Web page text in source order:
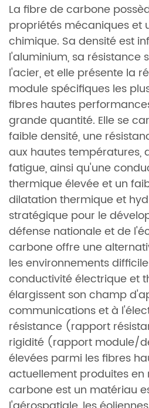
La fibre de carbone
propriétés mécaniques et
chimique. Sa densité est
l'aluminium, sa résistance
l'acier, et elle présente la
module spécifiques les
fibres hautes
grande quantité. Elle se
faible densité, une
aux hautes températures,
fatigue, ainsi qu'une
thermique élevée et un
dilatation thermique et
stratégique pour le
défense nationale et de
carbone offre une
les environnements
conductivité électrique et
élargissent son champ
communications et à
résistance (rapport
rigidité (rapport module/
élevées parmi les fibres
actuellement produites en
carbone est un matériau